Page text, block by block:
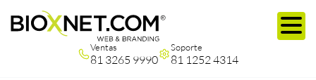
Ventas
81 3265 9990
Soporte
81 1252 4314